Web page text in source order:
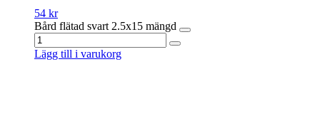
54 kr
Bård flätad svart 2.5x15 mängd
Lägg till i varukorg